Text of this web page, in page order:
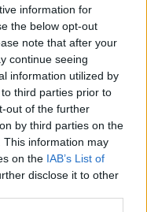
information for
the below opt-out
note that after your
continue seeing
information utilized by
third parties prior to
out of the further
by third parties on the
This information may
on the IAB’s List of
disclose it to other
πιο Εύκολη
σε 2